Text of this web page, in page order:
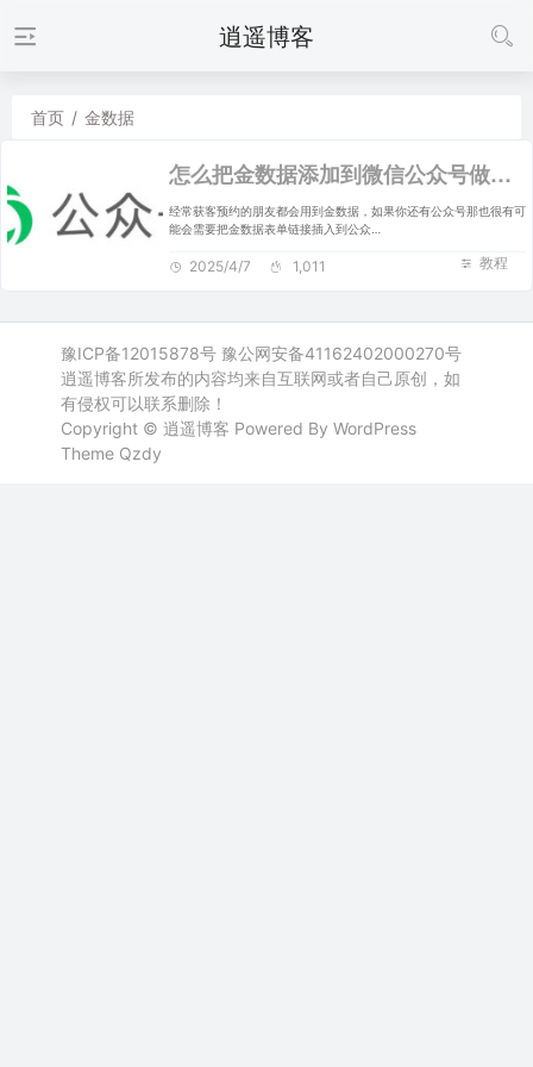
逍遥博客
首页 / 金数据
怎么把金数据添加到微信公众号做预约？一文教会你
经常获客预约的朋友都会用到金数据，如果你还有公众号那也很有可
能会需要把金数据表单链接插入到公众…
教程
2025/4/7 1,011
豫ICP备12015878号 豫公网安备41162402000270号
逍遥博客所发布的内容均来自互联网或者自己原创，如
有侵权可以联系删除！
Copyright © 逍遥博客 Powered By WordPress
Theme Qzdy